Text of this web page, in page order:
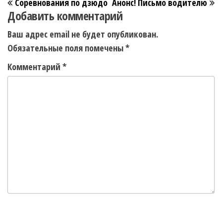
Соревнования по дзюдо Анонс! Письмо водителю
Добавить комментарий
Ваш адрес email не будет опубликован.
Обязательные поля помечены*
Комментарий *